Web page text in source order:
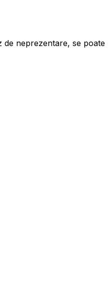
de neprezentare, se poate